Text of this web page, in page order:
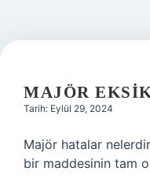
MAJÖR
Tarih: Eylül 29, 2024
Majör hatalar
bir maddesinin tam